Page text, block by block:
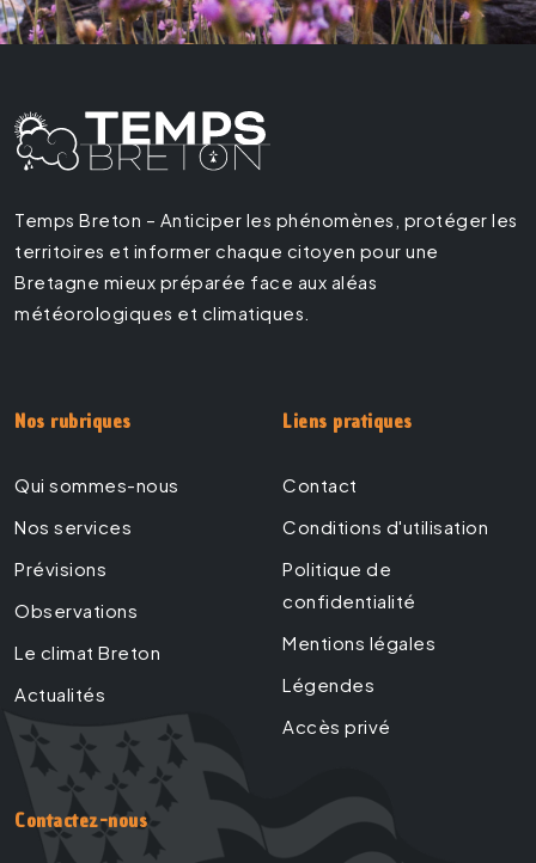
Temps Breton – Anticiper les phénomènes, protéger les
territoires et informer chaque citoyen pour une
Bretagne mieux préparée face aux aléas
météorologiques et climatiques.
Nos rubriques
Qui sommes-nous
Nos services
Prévisions
Observations
Le climat Breton
Actualités
Liens pratiques
Contact
Conditions d'utilisation
Politique de
confidentialité
Mentions légales
Légendes
Accès privé
Contactez-nous